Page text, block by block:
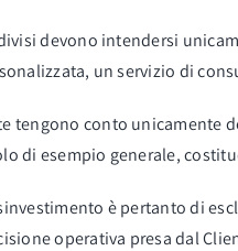
devono intendersi
un servizio di
tengono conto unicamente
di esempio generale,
è pertanto di
operativa presa dal